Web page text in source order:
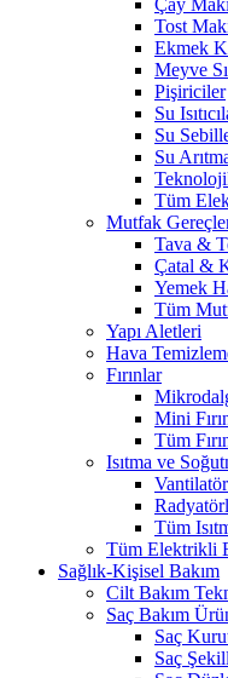
Çay
Tost
Ekmek
Meyve
Pişiriciler
Su
Su
Su
Tüm
Mutfak
Tava &
Çatal &
Yemek
Tüm
Yapı Aletleri
Hava
Fırınlar
Mini
Tüm
Isıtma ve
Tüm
Tüm Elektrikli
Sağlık-Kişisel Bakım
Cilt Bakım
Saç Bakım
Saç
Saç